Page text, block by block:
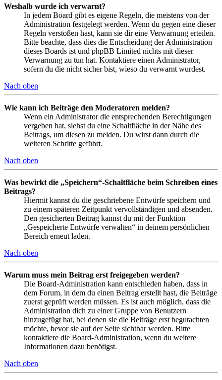
Weshalb wurde ich verwarnt?
In jedem Board gibt es eigene Regeln, die meistens von der
Administration festgelegt werden. Wenn du gegen eine dieser
Regeln verstoßen hast, kann sie dir eine Verwarnung erteilen.
Bitte beachte, dass dies die Entscheidung der Administration
dieses Boards ist und phpBB Limited nichts mit dieser
Verwarnung zu tun hat. Kontaktiere einen Administrator,
sofern du die nicht sicher bist, wieso du verwarnt wurdest.
Nach oben
Wie kann ich Beiträge den Moderatoren melden?
Wenn ein Administrator die entsprechenden Berechtigungen
vergeben hat, siehst du eine Schaltfläche in der Nähe des
Beitrags, um diesen zu melden. Du wirst dann durch die
weiteren Schritte geführt.
Nach oben
Was bewirkt die „Speichern“-Schaltfläche beim Schreiben eines
Beitrags?
Hiermit kannst du die geschriebene Entwürfe speichern und
zu einem späteren Zeitpunkt vervollständigen und absenden.
Den gesicherten Beitrag kannst du mit der Funktion
„Gespeicherte Entwürfe verwalten“ in deinem persönlichen
Bereich erneut laden.
Nach oben
Warum muss mein Beitrag erst freigegeben werden?
Die Board-Administration kann entschieden haben, dass in
dem Forum, in dem du einen Beitrag erstellt hast, die Beiträge
zuerst geprüft werden müssen. Es ist auch möglich, dass die
Administration dich zu einer Gruppe von Benutzern
hinzugefügt hat, bei denen sie die Beiträge erst begutachten
möchte, bevor sie auf der Seite sichtbar werden. Bitte
kontaktiere die Board-Administration, wenn du weitere
Informationen dazu benötigst.
Nach oben